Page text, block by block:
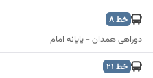
خط8
دوراهی همدان - پایانه امام
خط 21